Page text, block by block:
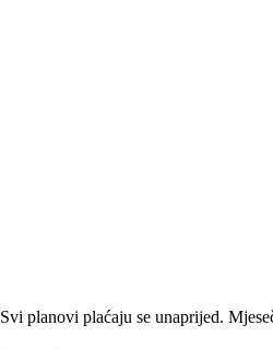
Svi planovi plaćaju se unaprijed.